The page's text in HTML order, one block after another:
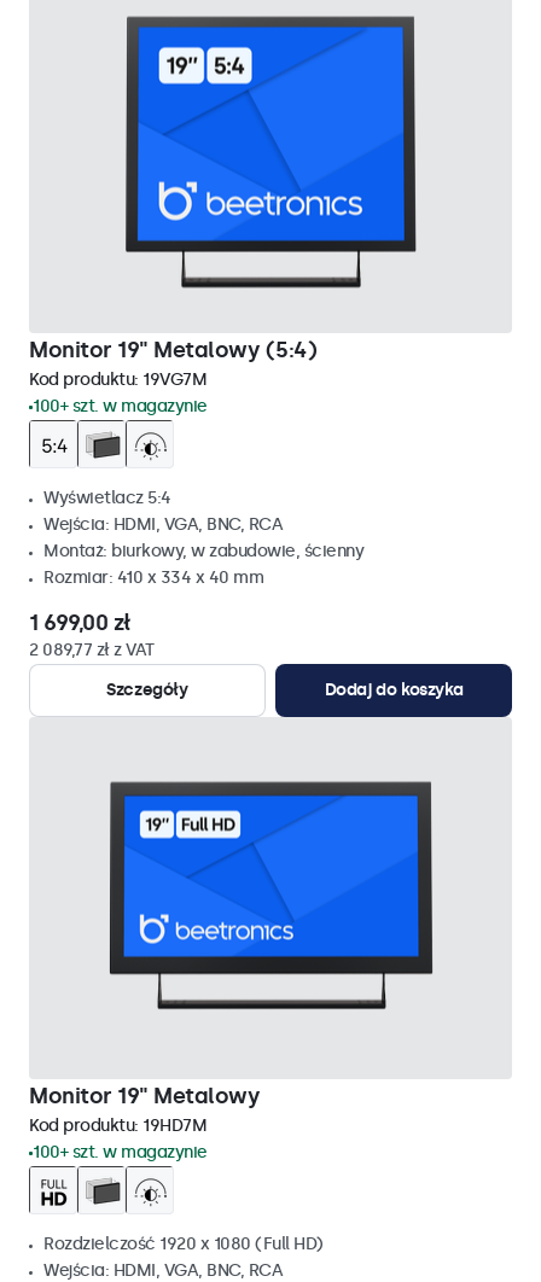
Monitor 19" Metalowy (5:4)
Kod produktu: 19VG7M
100+ szt. w magazynie
Wyświetlacz 5:4
Wejścia: HDMI, VGA, BNC, RCA
Montaż: biurkowy, w zabudowie, ścienny
Rozmiar: 410 x 334 x 40 mm
1 699,00 zł
2 089,77 zł z VAT
Szczegóły
Dodaj do koszyka
Monitor 19" Metalowy
Kod produktu: 19HD7M
100+ szt. w magazynie
Rozdzielczość 1920 x 1080 (Full HD)
Wejścia: HDMI, VGA, BNC, RCA